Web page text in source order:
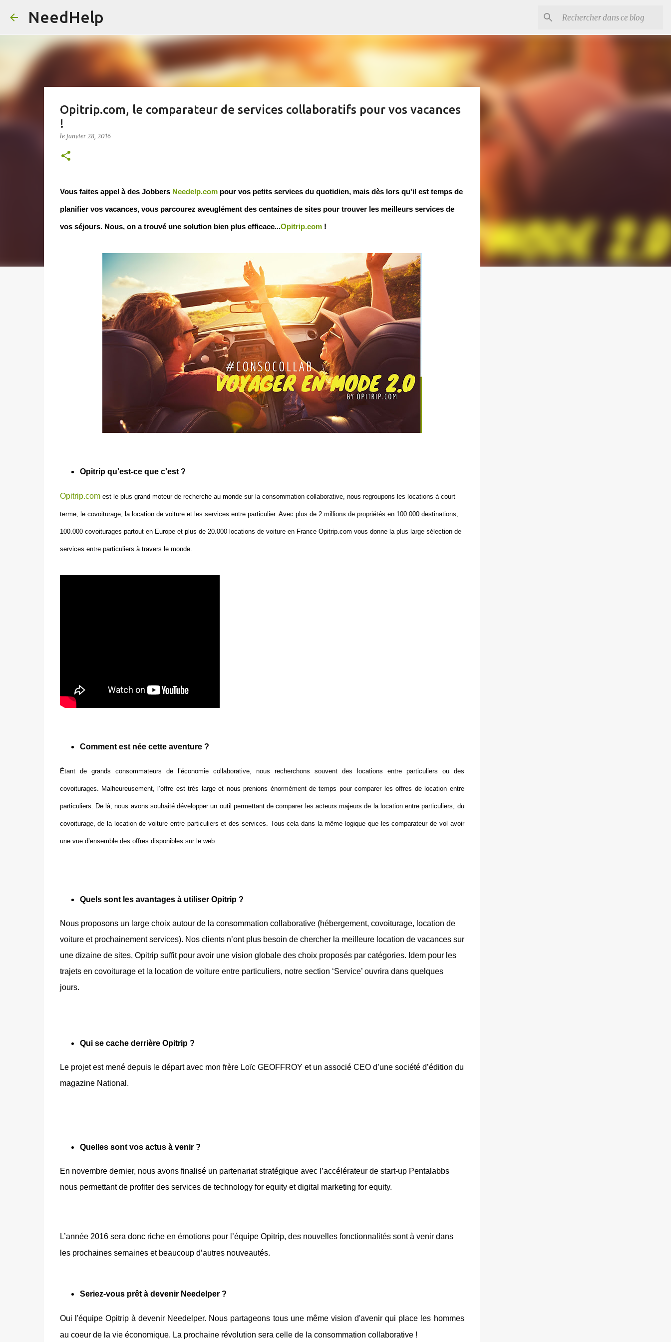
NeedHelp
Opitrip.com, le comparateur de services collaboratifs pour vos vacances
!
le janvier 28, 2016
Vous faites appel à des Jobbers Needelp.compour vos petits services du quotidien, mais dès lors qu'il est temps de
planifier vos vacances, vous parcourez aveuglément des centaines de sites pour trouver les meilleurs services de
vos séjours. Nous, on a trouvé une solution bien plus efficace...Opitrip.com !
Opitrip qu'est-ce que c'est ?
Opitrip.comest le plus grand moteur de recherche au monde sur la consommation collaborative, nous regroupons les locations à court
terme, le covoiturage, la location de voiture et les services entre particulier. Avec plus de 2 millions de propriétés en 100 000 destinations,
100.000 covoiturages partout en Europe et plus de 20.000 locations de voiture en France Opitrip.com vous donne la plus large sélection de
services entre particuliers à travers le monde.
Comment est née cette aventure ?
Étant de grands consommateurs de l’économie collaborative, nous recherchons souvent des locations entre particuliers ou des
covoiturages. Malheureusement, l’offre est très large et nous prenions énormément de temps pour comparer les offres de location entre
particuliers. De là, nous avons souhaité développer un outil permettant de comparer les acteurs majeurs de la location entre particuliers, du
covoiturage, de la location de voiture entre particuliers et des services. Tous cela dans la même logique que les comparateur de vol avoir
une vue d’ensemble des offres disponibles sur le web.
Quels sont les avantages à utiliser Opitrip ?
Nous proposons un large choix autour de la consommation collaborative (hébergement, covoiturage, location de
voiture et prochainement services). Nos clients n’ont plus besoin de chercher la meilleure location de vacances sur
une dizaine de sites, Opitrip suffit pour avoir une vision globale des choix proposés par catégories. Idem pour les
trajets en covoiturage et la location de voiture entre particuliers, notre section ‘Service’ ouvrira dans quelques
jours.
Qui se cache derrière Opitrip ?
Le projet est mené depuis le départ avec mon frère Loïc GEOFFROY et un associé CEO d’une société d’édition du
magazine National.
Quelles sont vos actus à venir ?
En novembre dernier, nous avons finalisé un partenariat stratégique avec l’accélérateur de start-up Pentalabbs
nous permettant de profiter des services de technology for equity et digital marketing for equity.
L’année 2016 sera donc riche en émotions pour l’équipe Opitrip, des nouvelles fonctionnalités sont à venir dans
les prochaines semaines et beaucoup d’autres nouveautés.
Seriez-vous prêt à devenir Needelper ?
Oui l'équipe Opitrip à devenir Needelper. Nous partageons tous une même vision d'avenir qui place les hommes
au coeur de la vie économique. La prochaine révolution sera celle de la consommation collaborative !